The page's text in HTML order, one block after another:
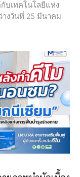
บเทคโนโลยีแห่ง
งวันที่ 25 มีนาคม